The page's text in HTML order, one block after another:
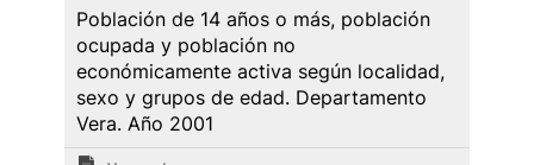
Población de 14 años o más, población
ocupada y población no
económicamente activa según localidad,
sexo y grupos de edad. Departamento
Vera. Año 2001